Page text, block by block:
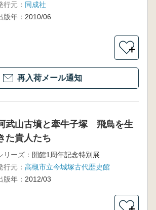
行元： 同成社
版年： 2010/06
＋
再入荷メール通知
武山古墳と牽牛子塚 飛鳥を生
た貴人たち
リーズ： 開館1周年記念特別展
行元： 高槻市立今城塚古代歴史館
版年： 2012/03